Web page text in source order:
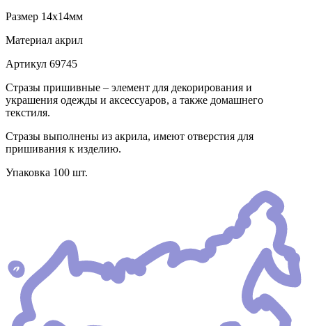
Размер 14х14мм
Материал акрил
Артикул 69745
Стразы пришивные – элемент для декорирования и
украшения одежды и аксессуаров, а также домашнего
текстиля.
Стразы выполнены из акрила, имеют отверстия для
пришивания к изделию.
Упаковка 100 шт.